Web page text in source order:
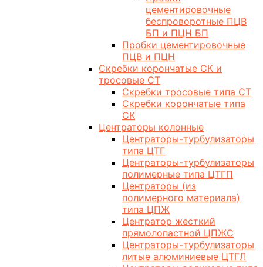
цементировочные
беспроворотные ПЦВ
БП и ПЦН БП
Пробки цементировочные
ПЦВ и ПЦН
Скребки корончатые СК и
тросовые СТ
Скребки тросовые типа СТ
Скребки корончатые типа
СК
Центраторы колонные
Центраторы-турбулизаторы
типа ЦТГ
Центраторы-турбулизаторы
полимерные типа ЦТГП
Центраторы (из
полимерного материала)
типа ЦПЖ
Центратор жесткий
прямолопастной ЦПЖС
Центраторы-турбулизаторы
литые алюминиевые ЦТГЛ